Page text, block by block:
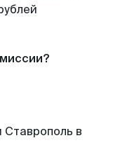
Ставрополь в